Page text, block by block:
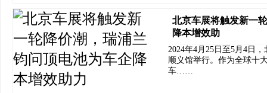
北京车展将触发新一
降本增效助
2024年4月25日至5月4日
顺义馆举行。作为全球十
车……